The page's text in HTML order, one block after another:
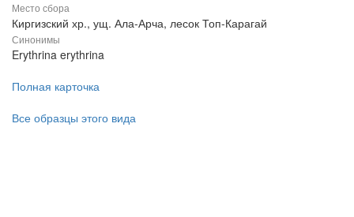
Место сбора
Киргизский хр., ущ. Ала-Арча, лесок Топ-Карагай
Синонимы
Erythrina erythrina
Полная карточка
Все образцы этого вида